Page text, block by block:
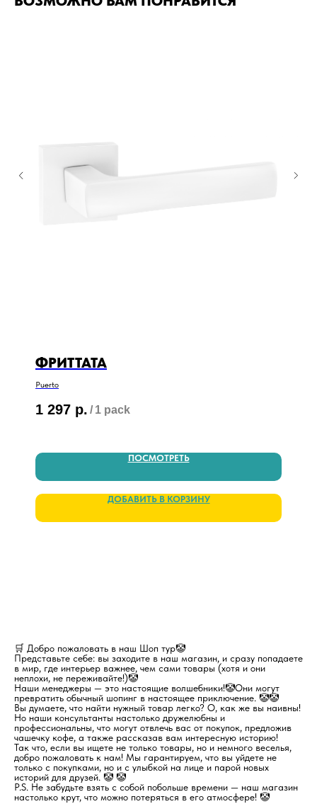
ФРИТТАТА
Puerto
1 297 р. / 1 pack
ПОСМОТРЕТЬ
ДОБАВИТЬ В КОРЗИНУ
🛒 Добро пожаловать в наш Шоп тур🤡
Представьте себе: вы заходите в наш магазин, и сразу попадаете
в мир, где интерьер важнее, чем сами товары (хотя и они
неплохи, не переживайте!)🤡
Наши менеджеры — это настоящие волшебники!🤡Они могут
превратить обычный шопинг в настоящее приключение. 🤡🤡
Вы думаете, что найти нужный товар легко? О, как же вы наивны!
Но наши консультанты настолько дружелюбны и
профессиональны, что могут отвлечь вас от покупок, предложив
чашечку кофе, а также рассказав вам интересную историю!
Так что, если вы ищете не только товары, но и немного веселья,
добро пожаловать к нам! Мы гарантируем, что вы уйдете не
только с покупками, но и с улыбкой на лице и парой новых
историй для друзей. 🤡 🤡
P.S. Не забудьте взять с собой побольше времени — наш магазин
настолько крут, что можно потеряться в его атмосфере! 🤡